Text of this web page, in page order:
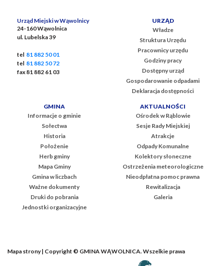
Urząd Miejski w Wąwolnicy
24-160 Wąwolnica
ul. Lubelska 39
tel 81 882 50 01
tel 81 882 50 72
fax 81 882 61 03
URZĄD
Władze
Struktura Urzędu
Pracownicy urzędu
Godziny pracy
Dostępny urząd
Gospodarowanie odpadami
Deklaracja dostępności
GMINA
Informacje o gminie
Sołectwa
Historia
Położenie
Herb gminy
Mapa Gminy
Gmina w liczbach
Ważne dokumenty
Druki do pobrania
Jednostki organizacyjne
AKTUALNOŚCI
Ośrodek w Rąblowie
Sesje Rady Miejskiej
Atrakcje
Odpady Komunalne
Kolektory słoneczne
Ostrzeżenia meteorologiczne
Nieodpłatna pomoc prawna
Rewitalizacja
Galeria
Mapa strony| Copyright © GMINA WĄWOLNICA. Wszelkie prawa